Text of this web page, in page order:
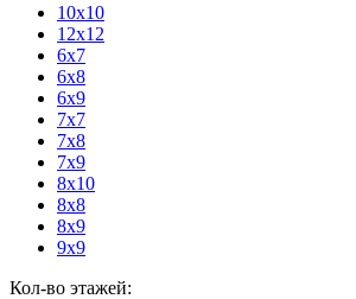
10x10
12x12
6x7
6x8
6x9
7x7
7x8
7x9
8x10
8x8
8x9
9x9
Кол-во этажей: